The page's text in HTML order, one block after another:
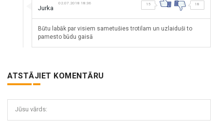
Jurka
02.07.2018 18:36 15 18
Būtu labāk par visiem sametušies trotilam un uzlaiduši to
pamesto būdu gaisā
ATSTĀJIET KOMENTĀRU
Jūsu vārds: